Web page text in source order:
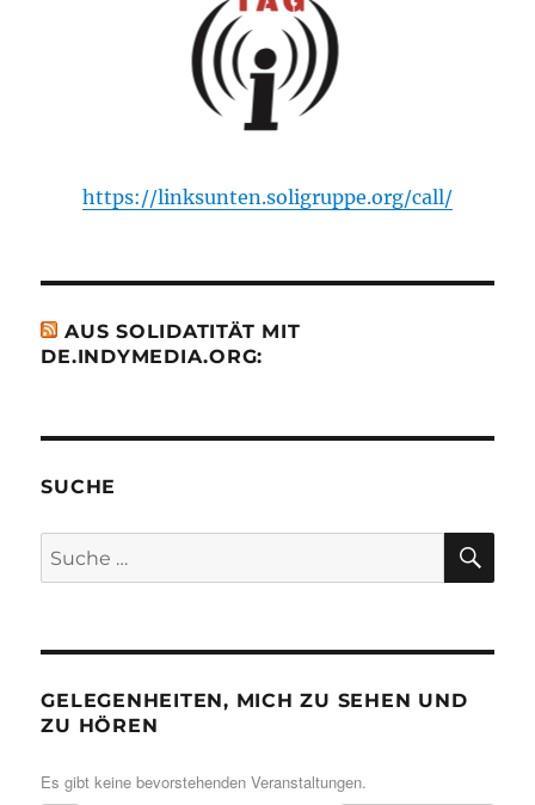
https://linksunten.soligruppe.org/call/
AUS SOLIDATITÄT MIT
DE.INDYMEDIA.ORG:
SUCHE
Suche
nach:
GELEGENHEITEN, MICH ZU SEHEN UND
ZU HÖREN
Es gibt keine bevorstehenden Veranstaltungen.